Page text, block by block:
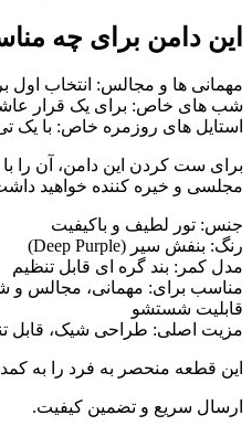
این دامن برای چه
مهمانی ها و مجالس: انتخاب اول
شب های خاص: برای یک قرار
استایل های روزمره خاص: با
مجلسی و خیره کننده خواهید
جنس: تور لطیف و باکیفیت
رنگ: بنفش سیر (Deep Purple)
مدل کمر: بند گره ای قابل تنظیم
مناسب برای: مهمانی، مجالس
قابلیت شستشو
مزیت اصلی: طراحی شیک، قابل
این قطعه منحصر به فرد را به
ارسال سریع و تضمین کیفیت.